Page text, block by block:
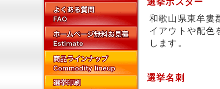
選挙ポスター
和歌山県東牟婁
イアウトや配色
します。
選挙名刺